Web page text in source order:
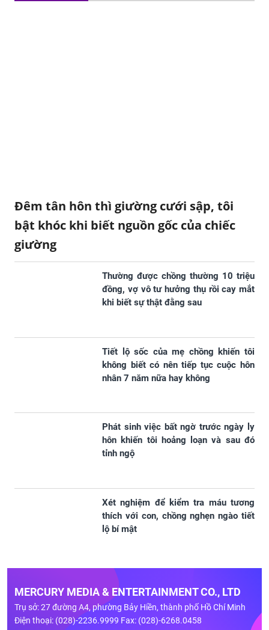
Đêm tân hôn thì giường cưới sập, tôi
bật khóc khi biết nguồn gốc của chiếc
giường
Thường được chồng thường 10 triệu
đồng, vợ vô tư hưởng thụ rồi cay mắt
khi biết sự thật đằng sau
Tiết lộ sốc của mẹ chồng khiến tôi
không biết có nên tiếp tục cuộc hôn
nhân 7 năm nữa hay không
Phát sinh việc bất ngờ trước ngày ly
hôn khiến tôi hoảng loạn và sau đó
tỉnh ngộ
Xét nghiệm để kiểm tra máu tương
thích với con, chồng nghẹn ngào tiết
lộ bí mật
MERCURY MEDIA & ENTERTAINMENT CO., LTD
Trụ sở: 27 đường A4, phường Bảy Hiền, thành phố Hồ Chí Minh
Điện thoại: (028)-2236.9999 Fax: (028)-6268.0458